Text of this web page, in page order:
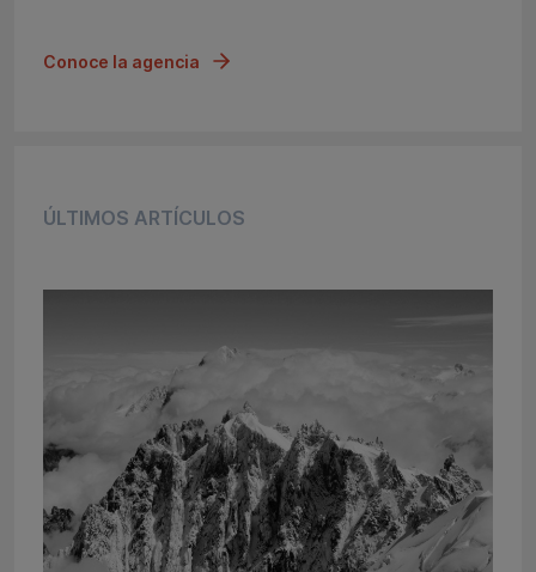
Conoce la agencia
ÚLTIMOS ARTÍCULOS